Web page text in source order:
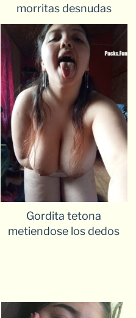
morritas desnudas
Gordita tetona
metiendose los dedos